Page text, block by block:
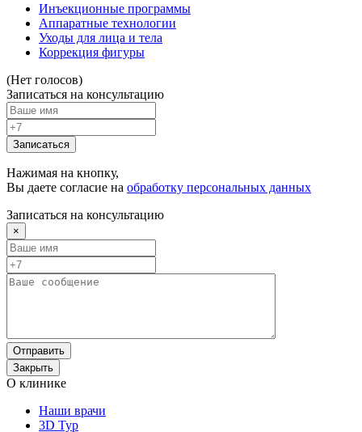
Инъекционные программы
Аппаратные технологии
Уходы для лица и тела
Коррекция фигуры
(Нет голосов)
Записаться на консультацию
Записаться
Нажимая на кнопку,
Вы даете согласие на обработку персональных данных
Записаться на консультацию
×
Отправить
Закрыть
О клинике
Наши врачи
3D Тур